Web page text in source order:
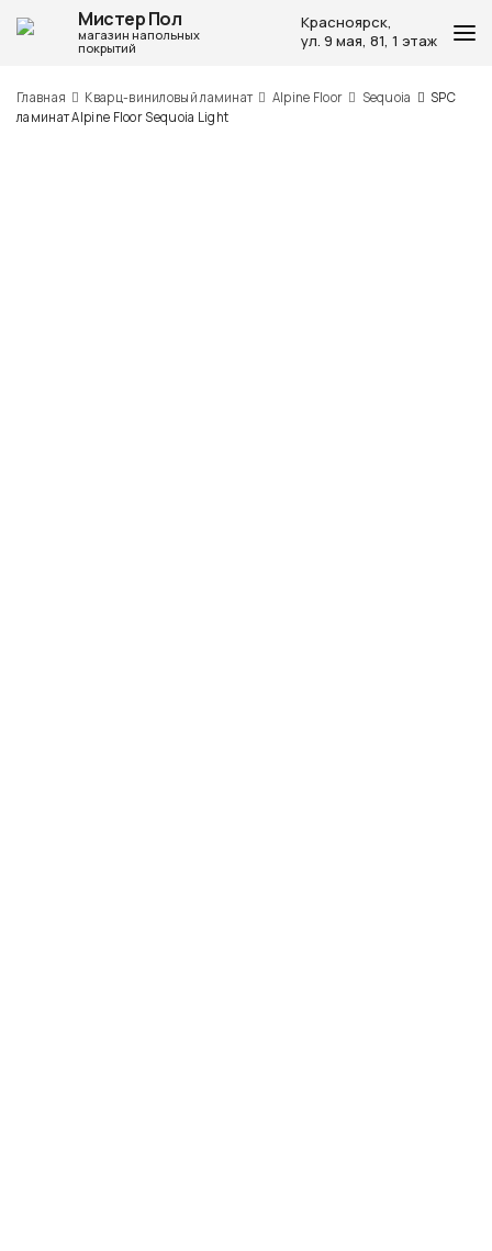
Мистер Пол
магазин напольных
покрытий
Красноярск,
ул. 9 мая, 81, 1 этаж
Каталог
Главная Кварц-виниловый ламинат Alpine Floor Sequoia
SPC
ламинат Alpine Floor Sequoia Light